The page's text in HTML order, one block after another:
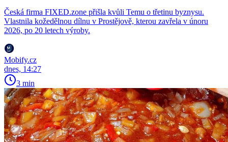
Česká firma FIXED.zone přišla kvůli Temu o třetinu byznysu.
Vlastnila kožedělnou dílnu v Prostějově, kterou zavřela v únoru
2026, po 20 letech výroby.
Mobify.cz
dnes, 14:27
3 min